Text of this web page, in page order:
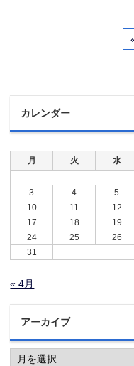
カレンダー
月
火 水
3
4 5
10
11 12
17
18 19
24
25 26
31
« 4月
アーカイブ
ア
ー